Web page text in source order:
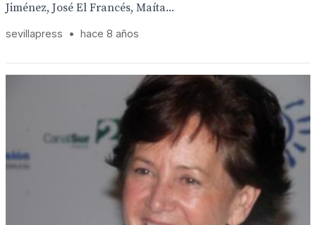
Jiménez, José El Francés, Maíta...
sevillapress • hace 8 años